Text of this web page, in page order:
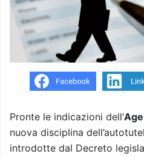
Pronte le indicazioni dell’
nuova disciplina
introdotte dal Decreto